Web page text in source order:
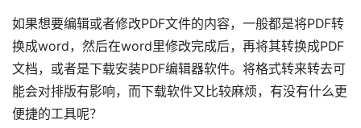
如果想要编辑或者修改PDF文件的内容，一般都是将PDF转
换成word，然后在word里修改完成后，再将其转换成PDF
文档，或者是下载安装PDF编辑器软件。将格式转来转去可
能会对排版有影响，而下载软件又比较麻烦，有没有什么更
便捷的工具呢？